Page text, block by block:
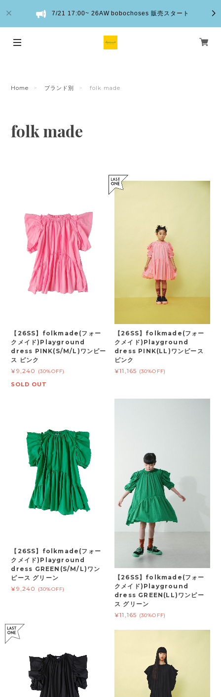
7/21 17:00~ 26AW bobochoses 販売スタート
Home ブランド別 folk made
folk made
【26SS】folkmade(フォー
クメイド)Playground
dress PINK(S/M/L)ワンピー
ス ピンク
¥9,240
(30%OFF)
SOLD OUT
【26SS】folkmade(フォー
クメイド)Playground
dress PINK(LL)ワンピース
ピンク
¥11,165 (30%OFF)
【26SS】folkmade(フォー
クメイド)Playground
dress GREEN(S/M/L)ワン
ピース グリーン
¥9,240
(30%OFF)
【26SS】folkmade(フォー
クメイド)Playground
dress GREEN(LL)ワンピー
ス グリーン
¥11,165 (30%OFF)